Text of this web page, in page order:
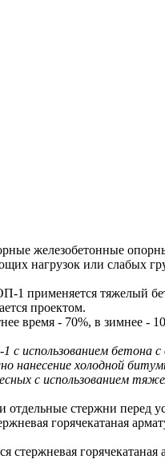
железобетонные
нагрузок или слабых
1 применяется тяжелый
проектом.
время - 70%, в зимнее -
с использованием бетона
нанесение холодной
с использованием
стержни перед
горячекатаная
стержневая